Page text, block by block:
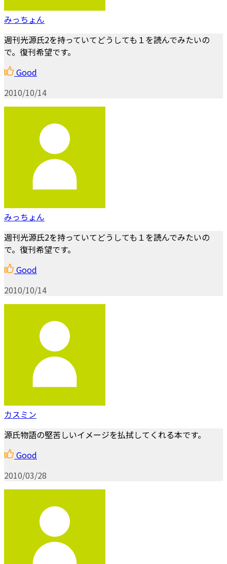
みっちょん
週刊光源氏2を持っていてどうしても１を読んでみたいの
で。復刊希望です。
Good
2010/10/14
みっちょん
週刊光源氏2を持っていてどうしても１を読んでみたいの
で。復刊希望です。
Good
2010/10/14
カスミン
源氏物語の堅苦しいイメージを払拭してくれる本です。
Good
2010/03/28